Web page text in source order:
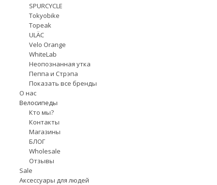
SPURCYCLE
Tokyobike
Topeak
ULÄC
Velo Orange
WhiteLab
Неопознанная утка
Пеппа и Стрэпа
Показать все бренды
О нас
Велосипеды
Кто мы?
Контакты
Магазины
БЛОГ
Wholesale
Отзывы
Sale
Аксессуары для людей